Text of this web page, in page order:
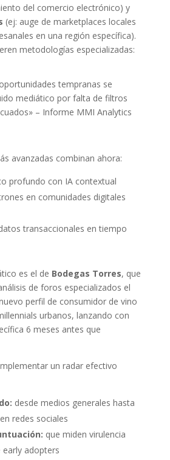
del comercio electrónico) y
(ej: auge de marketplaces locales
en una región específica).
metodologías especializadas:
tempranas se
mediático por falta de filtros
– Informe MMI Analytics
avanzadas combinan ahora:
profundo con IA contextual
en comunidades digitales
transaccionales en tiempo
es el de Bodegas Torres, que
de foros especializados el
perfil de consumidor de vino
urbanos, lanzando con
6 meses antes que
un radar efectivo
desde medios generales hasta
redes sociales
que miden virulencia
adopters